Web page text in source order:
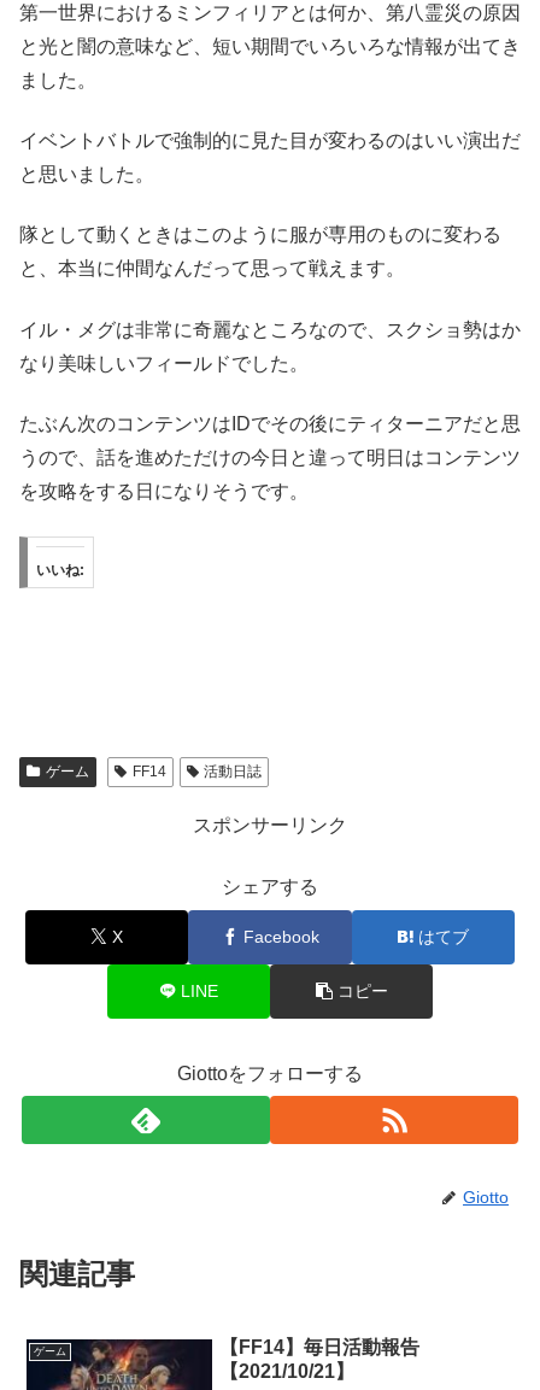
第一世界におけるミンフィリアとは何か、第八霊災の原因
と光と闇の意味など、短い期間でいろいろな情報が出てき
ました。
イベントバトルで強制的に見た目が変わるのはいい演出だ
と思いました。
隊として動くときはこのように服が専用のものに変わる
と、本当に仲間なんだって思って戦えます。
イル・メグは非常に奇麗なところなので、スクショ勢はか
なり美味しいフィールドでした。
たぶん次のコンテンツはIDでその後にティターニアだと思
うので、話を進めただけの今日と違って明日はコンテンツ
を攻略をする日になりそうです。
いいね:
ゲーム FF14 活動日誌
スポンサーリンク
シェアする
X Facebook はてブ
LINE コピー
Giottoをフォローする
Giotto
関連記事
ゲーム
【FF14】毎日活動報告
【2021/10/21】